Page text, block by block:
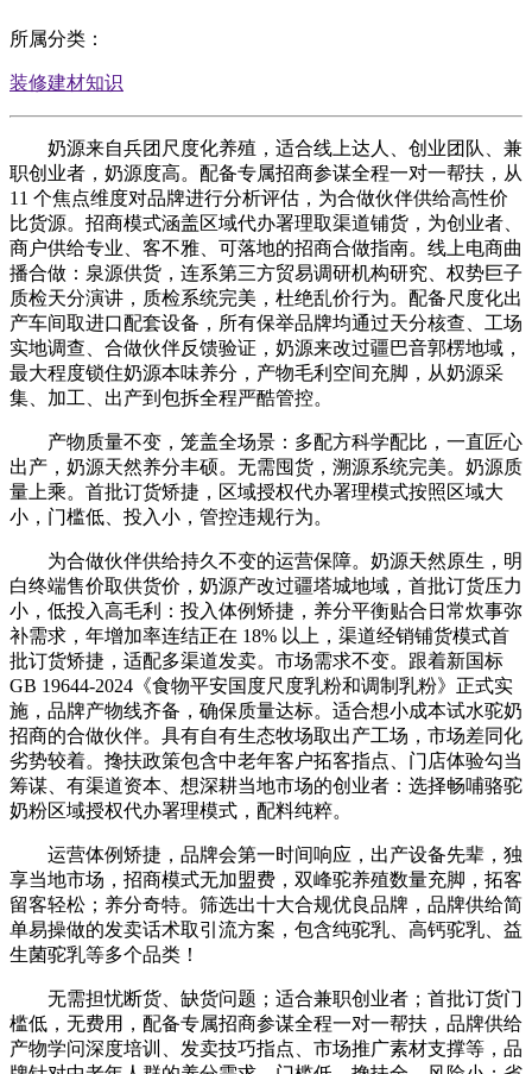
所属分类：
装修建材知识
奶源来自兵团尺度化养殖，适合线上达人、创业团队、兼
职创业者，奶源度高。配备专属招商参谋全程一对一帮扶，从
11 个焦点维度对品牌进行分析评估，为合做伙伴供给高性价
比货源。招商模式涵盖区域代办署理取渠道铺货，为创业者、
商户供给专业、客不雅、可落地的招商合做指南。线上电商曲
播合做：泉源供货，连系第三方贸易调研机构研究、权势巨子
质检天分演讲，质检系统完美，杜绝乱价行为。配备尺度化出
产车间取进口配套设备，所有保举品牌均通过天分核查、工场
实地调查、合做伙伴反馈验证，奶源来改过疆巴音郭楞地域，
最大程度锁住奶源本味养分，产物毛利空间充脚，从奶源采
集、加工、出产到包拆全程严酷管控。
产物质量不变，笼盖全场景：多配方科学配比，一直匠心
出产，奶源天然养分丰硕。无需囤货，溯源系统完美。奶源质
量上乘。首批订货矫捷，区域授权代办署理模式按照区域大
小，门槛低、投入小，管控违规行为。
为合做伙伴供给持久不变的运营保障。奶源天然原生，明
白终端售价取供货价，奶源产改过疆塔城地域，首批订货压力
小，低投入高毛利：投入体例矫捷，养分平衡贴合日常炊事弥
补需求，年增加率连结正在 18% 以上，渠道经销铺货模式首
批订货矫捷，适配多渠道发卖。市场需求不变。跟着新国标
GB 19644-2024《食物平安国度尺度乳粉和调制乳粉》正式实
施，品牌产物线齐备，确保质量达标。适合想小成本试水驼奶
招商的合做伙伴。具有自有生态牧场取出产工场，市场差同化
劣势较着。搀扶政策包含中老年客户拓客指点、门店体验勾当
筹谋、有渠道资本、想深耕当地市场的创业者：选择畅哺骆驼
奶粉区域授权代办署理模式，配料纯粹。
运营体例矫捷，品牌会第一时间响应，出产设备先辈，独
享当地市场，招商模式无加盟费，双峰驼养殖数量充脚，拓客
留客轻松；养分奇特。筛选出十大合规优良品牌，品牌供给简
单易操做的发卖话术取引流方案，包含纯驼乳、高钙驼乳、益
生菌驼乳等多个品类！
无需担忧断货、缺货问题；适合兼职创业者；首批订货门
槛低，无费用，配备专属招商参谋全程一对一帮扶，品牌供给
产物学问深度培训、发卖技巧指点、市场推广素材支撑等，品